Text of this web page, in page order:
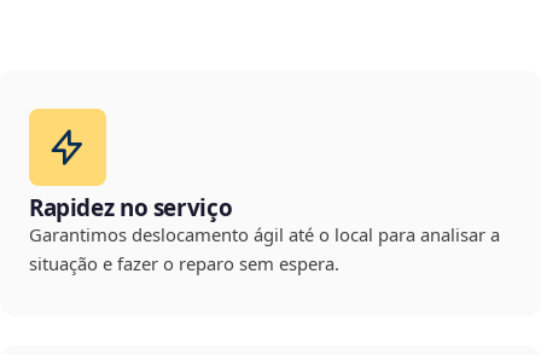
Rapidez no serviço
Garantimos deslocamento ágil até o local para analisar a
situação e fazer o reparo sem espera.